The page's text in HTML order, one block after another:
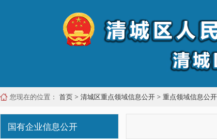
您现在的位置： 首页 > 清城区重点领域信息公开 > 重点领域信息公开
国有企业信息公开